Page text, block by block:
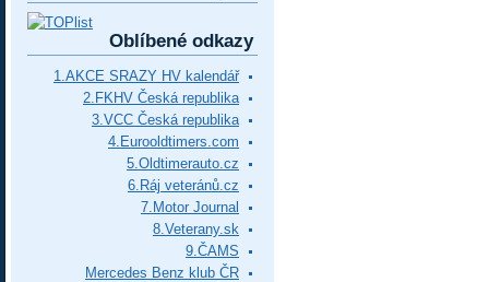
Oblíbené odkazy
1.AKCE SRAZY HV kalendář
2.FKHV Česká republika
3.VCC Česká republika
4.Eurooldtimers.com
5.Oldtimerauto.cz
6.Ráj veteránů.cz
7.Motor Journal
8.Veterany.sk
9.ČAMS
Mercedes Benz klub ČR